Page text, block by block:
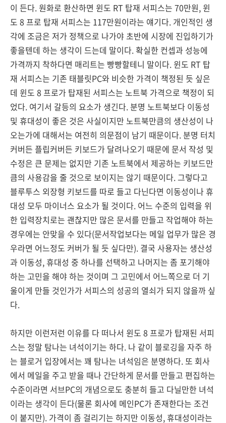
이 든다. 원화로 환산하면 윈도 RT 탑재 서피스는 70만원, 윈
도 8 프로 탑재 서피스는 117만원이라는 얘기다. 개인적인 생
각에 조금은 저가 정책으로 나가야 초반에 시장에 진입하기가
좋을텐데 하는 생각이 드는데 말이다. 확실한 컨셉과 성능에
가격까지 착하다면 매리트는 빵빵할테니 말이다. 윈도 RT 탑
재 서피스는 기존 태블릿PC와 비슷한 가격이 책정된 듯 싶은
데 윈도 8 프로가 탑재된 서피스는 노트북 가격으로 책정이 되
었다. 여기서 갈등의 요소가 생긴다. 분명 노트북보다 이동성
및 휴대성이 좋은 것은 사실이지만 노트북만큼의 생산성이 나
오는가에 대해서는 여전히 의문점이 남기 때문이다. 분명 터치
커버든 플립커버든 키보드가 달려나오기 때문에 문서 작성 및
수정은 큰 문제는 없지만 기존 노트북에서 제공하는 키보드만
큼의 사용감을 줄 것으로 보이지는 않기 때문이다. 그렇다고
블루투스 외장형 키보드를 따로 들고 다닌다면 이동성이나 휴
대성 모두 마이너스 요소가 될 것이다. 어느 수준의 입력을 위
한 입력장치로는 괜찮지만 많은 문서를 만들고 작업해야 하는
경우에는 안맞을 수 있다(문서작업보다는 메일 업무가 많은 경
우라면 어느정도 커버가 될 듯 싶다만). 결국 사용자는 생산성
과 이동성, 휴대성 중 하나를 선택하고 나머지는 좀 포기해야
하는 고민을 해야 하는 것이며 그 고민에서 어느쪽으로 더 기
울이게 만들 것인가가 서피스의 성공의 열쇠가 되지 않을까 싶
다.
하지만 이런저런 이유를 다 떠나서 윈도 8 프로가 탑재된 서피
스는 정말 탐나는 녀석이기는 하다. 나 같이 블로깅을 자주 하
는 블로거 입장에서는 꽤 탐나는 녀석임은 분명하다. 또 회사
에서 메일을 주고 받을 때나 간단하게 문서를 만들고 편집하는
수준이라면 서브PC의 개념으로도 충분히 들고 다닐만한 녀석
이라는 생각이 든다(물론 회사에 메인PC가 존재한다는 조건
이 붙지만). 가격이 좀 걸리기는 하지만 이동성, 휴대성이라는